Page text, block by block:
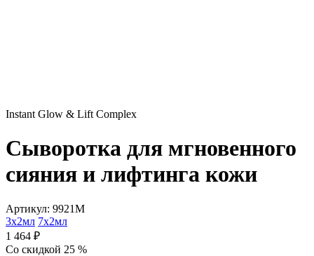
Instant Glow & Lift Complex
Сыворотка для мгновенного
сияния и лифтинга кожи
Артикул: 9921M
3х2мл 7х2мл
1 464 ₽
Со скидкой 25 %